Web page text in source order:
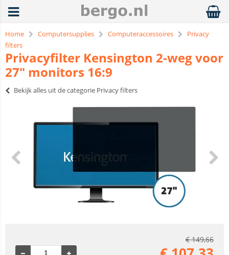
Home Computersupplies Computeraccessoires
Privacy
filters
Privacyfilter Kensington 2-weg voor
27" monitors 16:9
Bekijk alles uit de categorie Privacy filters
€149,66